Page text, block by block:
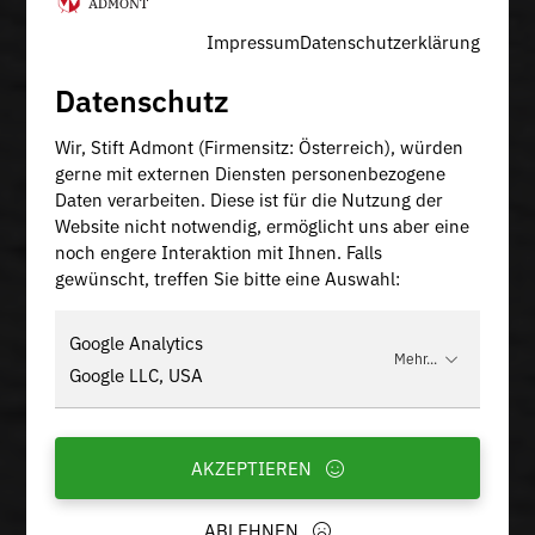
ImpressumDatenschutzerklärung
Datenschutz
Wir, Stift Admont (Firmensitz: Österreich), würden
gerne mit externen Diensten personenbezogene
Daten verarbeiten. Diese ist für die Nutzung der
Website nicht notwendig, ermöglicht uns aber eine
noch engere Interaktion mit Ihnen. Falls
gewünscht, treffen Sie bitte eine Auswahl:
Google Analytics
Google LLC, USA
Mehr...
ABLEHNEN
AKZEPTIEREN